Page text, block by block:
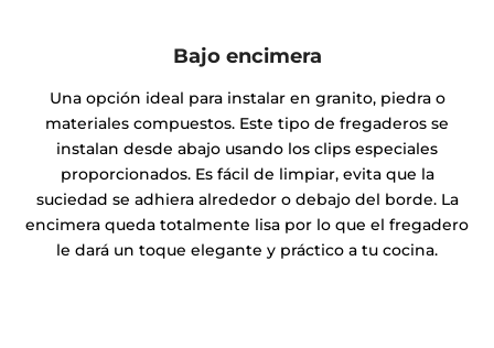
Bajo encimera
Una opción ideal para instalar en granito, piedra o
materiales compuestos. Este tipo de fregaderos se
instalan desde abajo usando los clips especiales
proporcionados. Es fácil de limpiar, evita que la
suciedad se adhiera alrededor o debajo del borde. La
encimera queda totalmente lisa por lo que el fregadero
le dará un toque elegante y práctico a tu cocina.